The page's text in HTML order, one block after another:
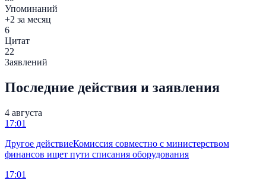
Упоминаний
+2 за месяц
6
Цитат
22
Заявлений
Последние действия и заявления
4 августа
17:01
Другое действиеКомиссия совместно с министерством
финансов ищет пути списания оборудования
17:01